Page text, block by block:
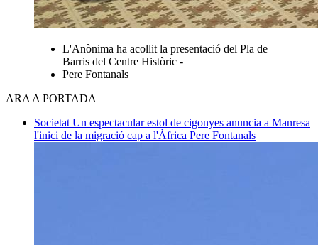
L'Anònima ha acollit la presentació del Pla de
Barris del Centre Històric -
Pere Fontanals
ARA A PORTADA
Societat Un espectacular estol de cigonyes anuncia a Manresa
l'inici de la migració cap a l'Àfrica Pere Fontanals